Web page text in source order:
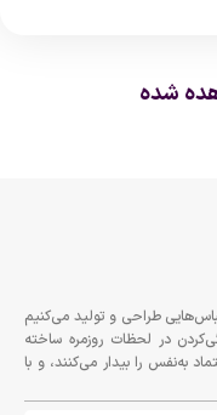
شده
طراحی و تولید می‌کنیم
در لحظات روزمره ساخته
به‌نفس را بیدار می‌کنند، و با